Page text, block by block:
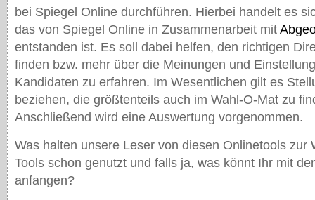
bei Spiegel Online durchführen. Hierbei handelt es
das von Spiegel Online in Zusammenarbeit mit
entstanden ist. Es soll dabei helfen, den richtigen
finden bzw. mehr über die Meinungen und
Kandidaten zu erfahren. Im Wesentlichen gilt es
beziehen, die größtenteils auch im Wahl-O-Mat zu
Anschließend wird eine Auswertung vorgenommen.
Was halten unsere Leser von diesen Onlinetools zur
Tools schon genutzt und falls ja, was könnt Ihr mit
anfangen?